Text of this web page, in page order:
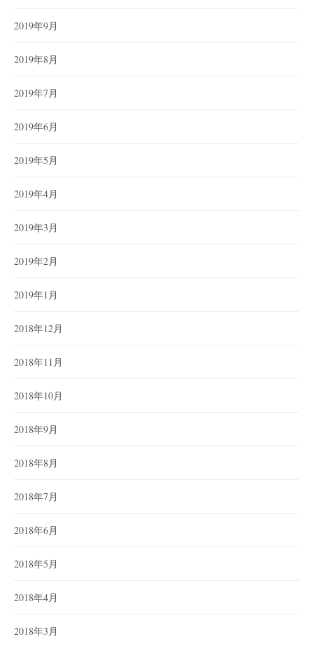
2019年9月
2019年8月
2019年7月
2019年6月
2019年5月
2019年4月
2019年3月
2019年2月
2019年1月
2018年12月
2018年11月
2018年10月
2018年9月
2018年8月
2018年7月
2018年6月
2018年5月
2018年4月
2018年3月